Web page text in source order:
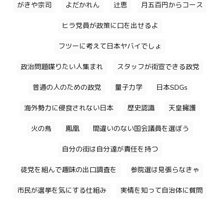
がきや宗司 よだかれん 辻恵 月五百円からコース
ヒラ党員が政策に口を出せるよ
フツーに考えて日本ヤバイでしょ
政治問題喋りたい人集まれ スタッフが街宣できる政党
普通の人のための政党 量子力学 日本SDGs
海外勢力に侵食されない日本 歴史認識 天皇擁護
火の鳥 鳳凰 間違いのない国会議員を選ぼう
自分の街は自分達が責任を持つ
徒党を組んで趣味の出口調査を 参院選は見張らなきゃ
市民が選挙を気にする仕組み 実情を知って自治体に質問